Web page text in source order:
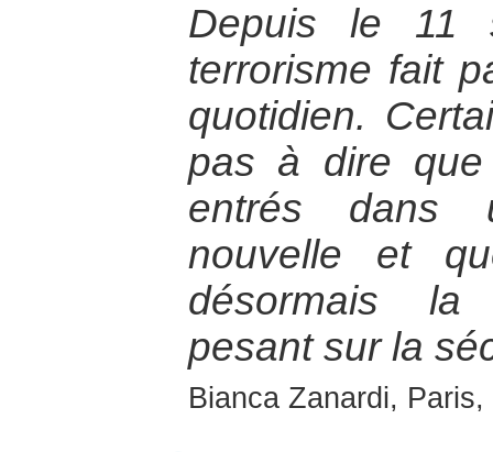
Depuis le 11
terrorisme fait
quotidien.
pas à dire que
entrés dans
nouvelle et
désormais la
pesant sur la
Bianca Zanardi,